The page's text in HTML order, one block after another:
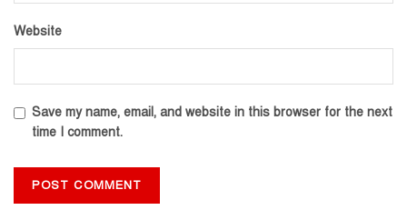
Website
Save my name, email, and website in this browser for the next
time I comment.